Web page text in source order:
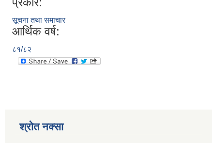
सूचना तथा समाचार
आर्थिक वर्ष:
८१/८२
श्रोत नक्सा